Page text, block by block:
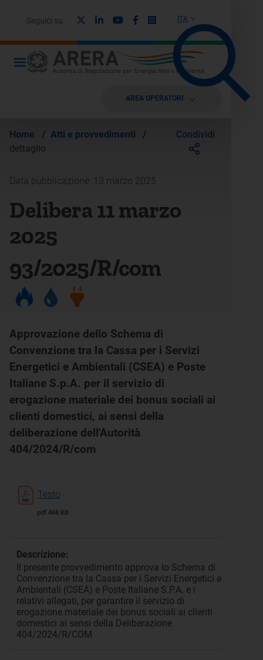
ITA
Seguici su: LinkedinYoutubeFacebook
Instagram
AREA OPERATORI
Home / Atti e provvedimenti
/
dettaglio
Condividi
Data pubblicazione: 13 marzo 2025
Delibera 11 marzo
2025
93/2025/R/com
Approvazione dello Schema di
Convenzione tra la Cassa per i Servizi
Energetici e Ambientali (CSEA) e Poste
Italiane S.p.A. per il servizio di
erogazione materiale dei bonus sociali ai
clienti domestici, ai sensi della
deliberazione dell'Autorità
404/2024/R/com
Testo
pdf 468 KB
Descrizione:
Il presente provvedimento approva lo Schema di
Convenzione tra la Cassa per i Servizi Energetici e
Ambientali (CSEA) e Poste Italiane S.P.A. e i
relativi allegati, per garantire il servizio di
erogazione materiale dei bonus sociali ai clienti
domestici ai sensi della Deliberazione
404/2024/R/COM